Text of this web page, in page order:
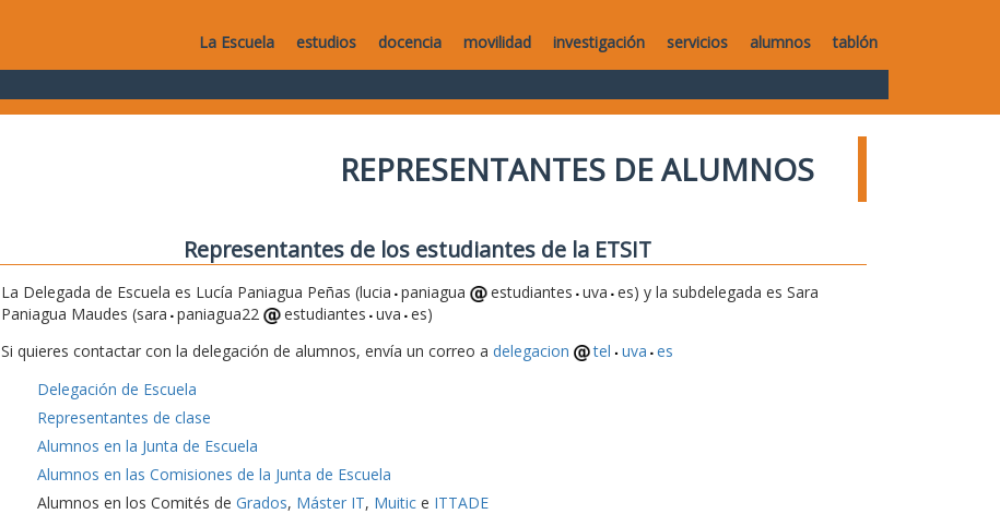
La Escuela estudios docencia movilidad investigación servicios alumnos tablón
REPRESENTANTES DE ALUMNOS
Representantes de los estudiantes de la ETSIT
La Delegada de Escuela es Lucía Paniagua Peñas (lucia paniagua estudiantes uva es) y la subdelegada es Sara
Paniagua Maudes (sara paniagua22 estudiantes uva es)
Si quieres contactar con la delegación de alumnos, envía un correo a delegacion tel uva es
Delegación de Escuela
Representantes de clase
Alumnos en la Junta de Escuela
Alumnos en las Comisiones de la Junta de Escuela
Alumnos en los Comités de Grados, Máster IT, Muitice ITTADE